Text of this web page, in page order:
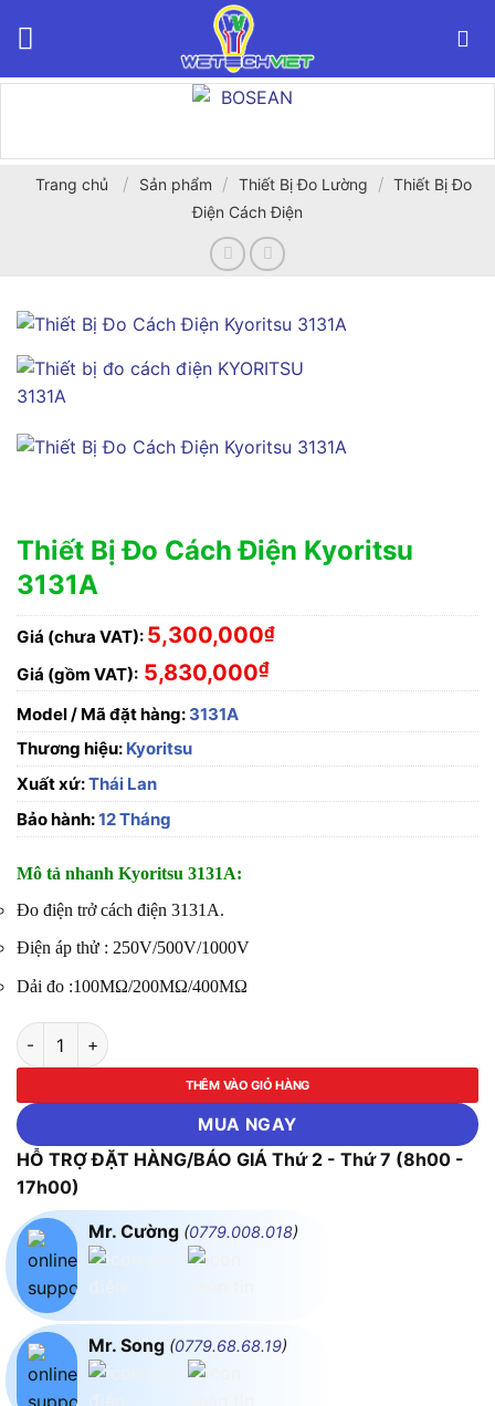
Trang chủ / Sản phẩm / Thiết Bị Đo Lường / Thiết Bị Đo
Điện Cách Điện
Thiết Bị Đo Cách Điện Kyoritsu
3131A
Giá (chưa VAT): 5,300,000₫
Giá (gồm VAT): 5,830,000₫
Model / Mã đặt hàng: 3131A
Thương hiệu: Kyoritsu
Xuất xứ:Thái Lan
Bảo hành:12 Tháng
Mô tả nhanh Kyoritsu 3131A:
Đo điện trở cách điện 3131A.
Điện áp thử : 250V/500V/1000V
Dải đo :100MΩ/200MΩ/400MΩ
Thiết Bị Đo Cách Điện Kyoritsu 3131A số lượng
THÊM VÀO GIỎ HÀNG
MUA NGAY
HỖ TRỢ ĐẶT HÀNG/BÁO GIÁ Thứ 2 - Thứ 7 (8h00 -
17h00)
Mr. Cường (0779.008.018)
Mr. Song (0779.68.68.19)